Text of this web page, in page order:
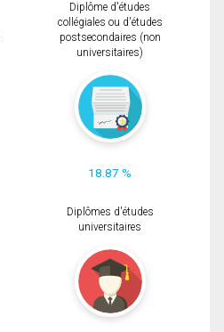
Diplôme d'études
collégiales ou d'études
postsecondaires (non
universitaires)
18.87 %
Diplômes d'études
universitaires